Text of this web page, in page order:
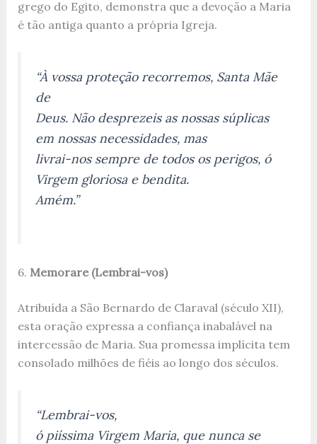
grego do Egito, demonstra que a devoção a Maria
é tão antiga quanto a própria Igreja.
“À vossa proteção recorremos, Santa Mãe
de
Deus. Não desprezeis as nossas súplicas
em nossas necessidades, mas
livrai-nos sempre de todos os perigos, ó
Virgem gloriosa e bendita.
Amém.”
6. Memorare (Lembrai-vos)
Atribuída a São Bernardo de Claraval (século XII),
esta oração expressa a confiança inabalável na
intercessão de Maria. Sua promessa implícita tem
consolado milhões de fiéis ao longo dos séculos.
“Lembrai-vos,
ó piíssima Virgem Maria, que nunca se